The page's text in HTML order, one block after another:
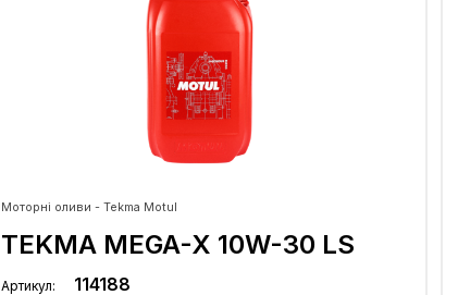
Моторні оливи - Tekma Motul
TEKMA MEGA-X 10W-30 LS
Артикул: 114188